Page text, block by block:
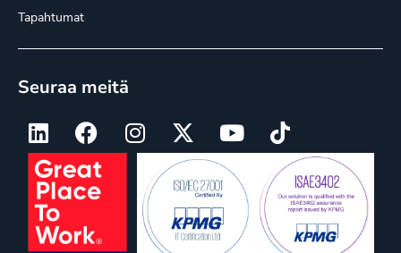
Tapahtumat
Seuraa meitä